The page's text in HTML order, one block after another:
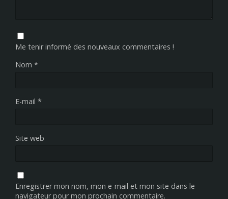
Me tenir informé des nouveaux commentaires !
Nom *
E-mail *
Site web
Enregistrer mon nom, mon e-mail et mon site dans le
navigateur pour mon prochain commentaire.